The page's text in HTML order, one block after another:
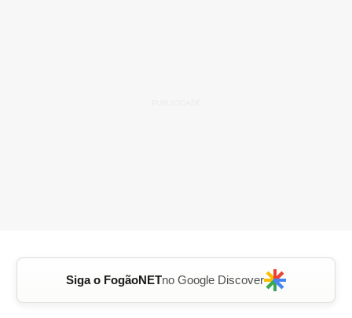
Siga o FogãoNETno Google Discover